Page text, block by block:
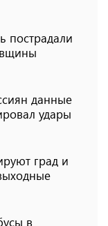
пострадали
данные
удары
град и
в